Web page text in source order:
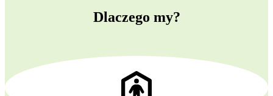
Dlaczego my?